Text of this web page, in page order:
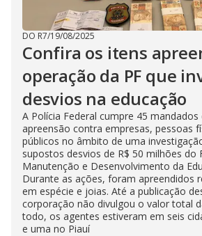
DO R7/19/08/2025
Confira os itens
operação da PF que
desvios na educação
A Polícia Federal cumpre 45 mandados
apreensão contra empresas, pessoas
públicos no âmbito de uma
supostos desvios de R$ 50 milhões do
Manutenção e Desenvolvimento da
Durante as ações, foram apreendidos
em espécie e joias. Até a publicação
corporação não divulgou o valor total
todo, os agentes estiveram em seis
e uma no Piauí